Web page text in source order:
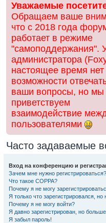
Уважаемые
Обращаем ваше
что с 2018 года
работает в режиме
"самоподдержания".
администратора
настоящее время нет
возможности
ваши вопросы, но мы
приветствуем
взаимодействие
пользователями
Часто задаваемые
Вход на конференцию и
Зачем мне нужно регистрироваться?
Что такое COPPA?
Почему я не могу
Я только что зарегистрировался, но
Почему я не могу войти?
Я давно зарегистрирован, но
Я забыл пароль!